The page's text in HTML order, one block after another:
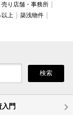
売り店舗・事務所
上
築浅物件
検索
門